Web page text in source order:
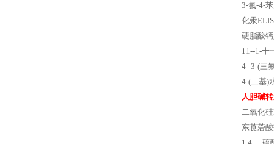
3-氟-4-
化汞
硬脂酸
11--1-十
4--3-(三
4-(二基)
人胆碱
二氧化
东莨菪